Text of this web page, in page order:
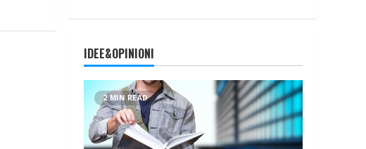
IDEE&OPINIONI
2 MIN READ